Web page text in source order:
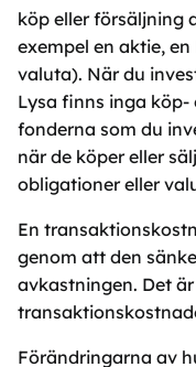
köp eller försäljning
exempel en aktie, en
valuta). När du
Lysa finns inga
fonderna som du
när de köper eller
obligationer eller
En
genom att den
avkastningen. Det
Förändringarna av